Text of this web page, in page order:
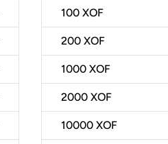
100 XOF
200 XOF
1000 XOF
2000 XOF
10000 XOF